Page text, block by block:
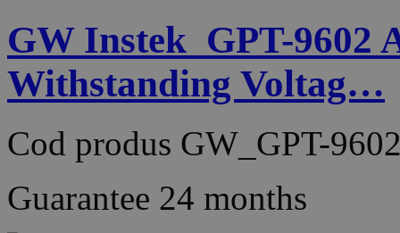
GW Instek_GPT-9602
Withstanding Voltag…
Cod produs GW_GPT-
Guarantee 24 months